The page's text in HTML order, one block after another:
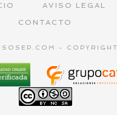
AVISO LEGAL
CONTACTO
-